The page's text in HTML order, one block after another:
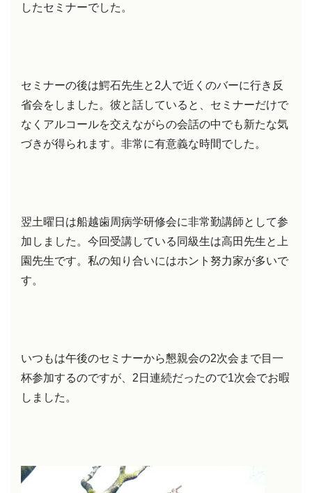
したセミナーでした。
セミナーの後は鰐石先生と2人で近くのバーに行き反
省会をしました。彼と話していると、セミナーだけで
なくアルコールを交えながらの会話の中でも新たな気
づきが得られます。非常に有意義な時間でした。
翌土曜日は船越歯周病学研修会に非常勤講師として参
加しました。今回受講している同級生は高田先生と上
園先生です。私の知り合いにはホント努力家が多いで
す。
いつもは午後のセミナーから懇親会の2次会まで目一
杯参加するのですが、2日連続だったので1次会でお暇
しました。